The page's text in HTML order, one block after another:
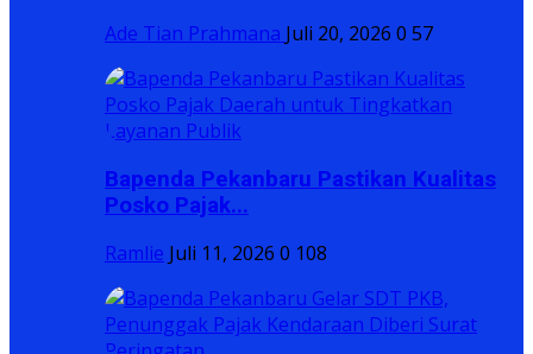
Ade Tian Prahmana Juli 20, 2026 0 57
Bapenda Pekanbaru Pastikan Kualitas
Posko Pajak...
Ramlie Juli 11, 2026 0 108